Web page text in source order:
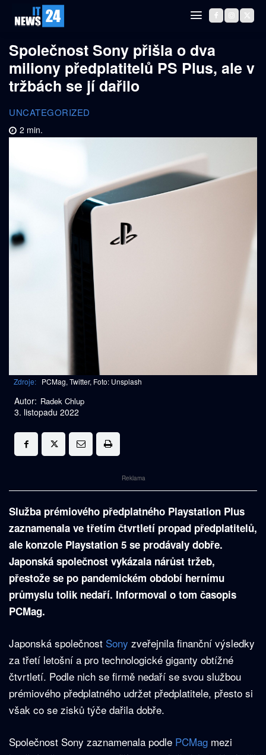
Společnost Sony přišla o dva
miliony předplatitelů PS Plus, ale v
tržbách se jí dařilo
UNCATEGORIZED
2 min.
Zdroje: PCMag, Twitter, Foto: Unsplash
Autor: Radek Chlup
3. listopadu 2022
Reklama
Služba prémiového předplatného Playstation Plus
zaznamenala ve třetím čtvrtletí propad předplatitelů,
ale konzole Playstation 5 se prodávaly dobře.
Japonská společnost vykázala nárůst tržeb,
přestože se po pandemickém období hernímu
průmyslu tolik nedaří. Informoval o tom časopis
PCMag.
Japonská společnost Sony zveřejnila finanční výsledky
za třetí letošní a pro technologické giganty obtížné
čtvrtletí. Podle nich se firmě nedaří se svou službou
prémiového předplatného udržet předplatitele, přesto si
však co se zisků týče dařila dobře.
Společnost Sony zaznamenala podle PCMag mezi